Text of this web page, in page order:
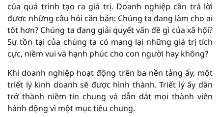
của quá trình tạo ra giá trị. Doanh nghiệp cần trả lời
được những câu hỏi căn bản: Chúng ta đang làm cho ai
tốt hơn? Chúng ta đang giải quyết vấn đề gì của xã hội?
Sự tồn tại của chúng ta có mang lại những giá trị tích
cực, niềm vui và hạnh phúc cho con người hay không?
Khi doanh nghiệp hoạt động trên ba nền tảng ấy, một
triết lý kinh doanh sẽ được hình thành. Triết lý ấy dần
trở thành niềm tin chung và dẫn dắt mọi thành viên
hành động vì một mục tiêu chung.